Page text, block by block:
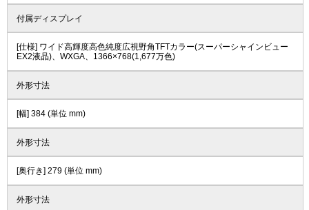
付属ディスプレイ
[仕様] ワイド高輝度高色純度広視野角TFTカラー(スーパーシャインビュー
EX2液晶)、WXGA、1366×768(1,677万色)
外形寸法
[幅] 384 (単位 mm)
外形寸法
[奥行き] 279 (単位 mm)
外形寸法